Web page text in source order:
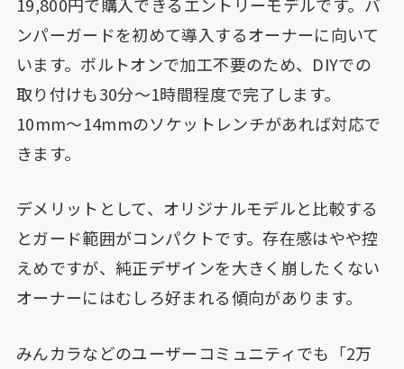
ンパーガードを初めて導入するオーナーに向いて
います。ボルトオンで加工不要のため、DIYでの
取り付けも30分〜1時間程度で完了します。
10mm〜14mmのソケットレンチがあれば対応で
きます。
デメリットとして、オリジナルモデルと比較する
とガード範囲がコンパクトです。存在感はやや控
えめですが、純正デザインを大きく崩したくない
オーナーにはむしろ好まれる傾向があります。
みんカラなどのユーザーコミュニティでも「2万